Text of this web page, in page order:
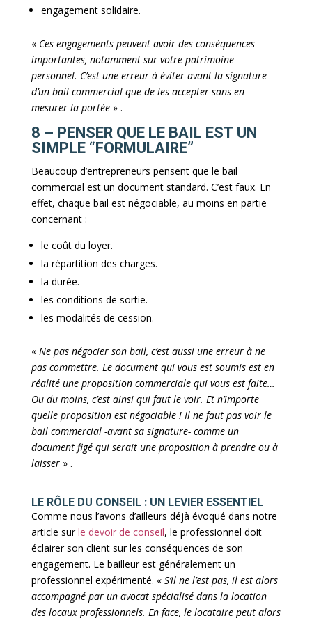
engagement solidaire.
« Ces engagements peuvent avoir des conséquences
importantes, notamment sur votre patrimoine
personnel. C’est une erreur à éviter avant la signature
d’un bail commercial que de les accepter sans en
mesurer la portée» .
8 – PENSER QUE LE BAIL EST UN
SIMPLE “FORMULAIRE”
Beaucoup d’entrepreneurs pensent que le bail
commercial est un document standard. C’est faux. En
effet, chaque bail est négociable, au moins en partie
concernant :
le coût du loyer.
la répartition des charges.
la durée.
les conditions de sortie.
les modalités de cession.
« Ne pas négocier son bail, c’est aussi une erreur à ne
pas commettre. Le document qui vous est soumis est en
réalité une proposition commerciale qui vous est faite…
Ou du moins, c’est ainsi qui faut le voir. Et n’importe
quelle proposition est négociable ! Il ne faut pas voir le
bail commercial -avant sa signature- comme un
document figé qui serait une proposition à prendre ou à
laisser» .
LE RÔLE DU CONSEIL : UN LEVIER ESSENTIEL
Comme nous l’avons d’ailleurs déjà évoqué dans notre
article surle devoir de conseil, le professionnel doit
éclairer son client sur les conséquences de son
engagement. Le bailleur est généralement un
professionnel expérimenté. « S’il ne l’est pas, il est alors
accompagné par un avocat spécialisé dans la location
des locaux professionnels. En face, le locataire peut alors